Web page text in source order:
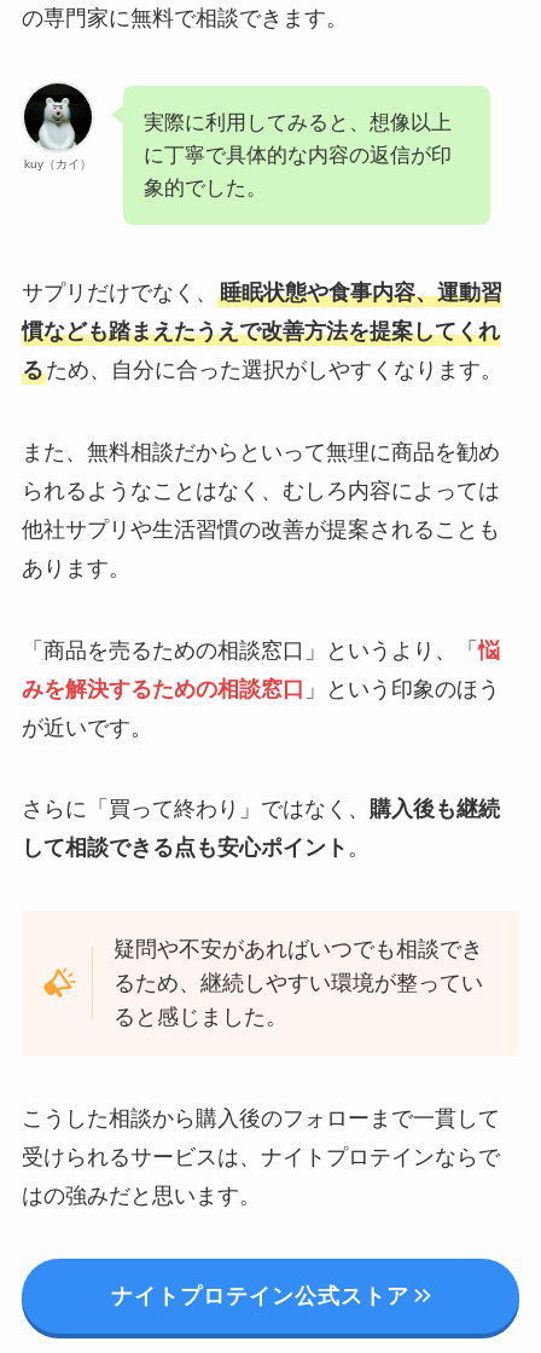
の専門家に無料で相談できます。
kuy（カイ）
実際に利用してみると、想像以上
に丁寧で具体的な内容の返信が印
象的でした。
サプリだけでなく、 睡眠状態や食事内容、運動習
慣なども踏まえたうえで改善方法を提案してくれ
るため、自分に合った選択がしやすくなります。
また、無料相談だからといって無理に商品を勧め
られるようなことはなく、むしろ内容によっては
他社サプリや生活習慣の改善が提案されることも
あります。
「商品を売るための相談窓口」というより、「悩
みを解決するための相談窓口 」という印象のほう
が近いです。
さらに「買って終わり」ではなく、 購入後も継続
して相談できる点も安心ポイント 。
疑問や不安があればいつでも相談でき
るため、継続しやすい環境が整ってい
ると感じました。
こうした相談から購入後のフォローまで一貫して
受けられるサービスは、ナイトプロテインならで
はの強みだと思います。
ナイトプロテイン公式ストア